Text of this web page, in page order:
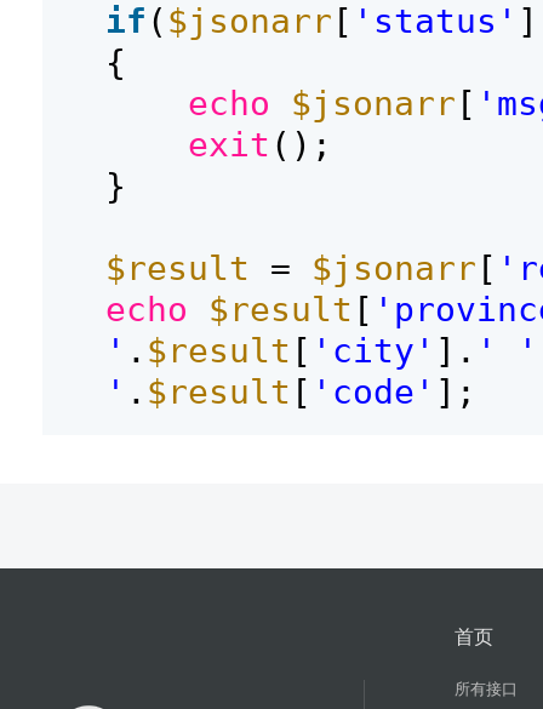
if ( $jsonarr [ 'status'
{
echo
$jsonarr [
exit ();
}
$result = $jsonarr [
echo
$result [
' . $result [ 'city' ]. ' '
' . $result [ 'code' ];
首页
所有接口